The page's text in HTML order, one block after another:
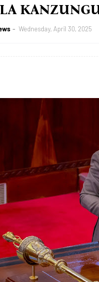
Wednesday, April 30, 2025